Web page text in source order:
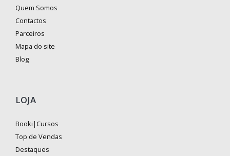
Quem Somos
Contactos
Parceiros
Mapa do site
Blog
LOJA
Booki|Cursos
Top de Vendas
Destaques